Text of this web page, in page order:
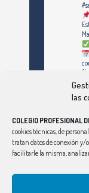
las
COLEGIO PROFESIONAL
cookies técnicas, de
tratan datos de conexión y/
facilitarle la misma,